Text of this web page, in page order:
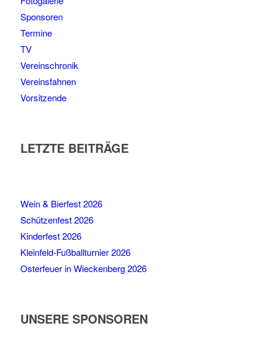
Sponsoren
Termine
TV
Vereinschronik
Vereinsfahnen
Vorsitzende
LETZTE BEITRÄGE
Wein & Bierfest 2026
Schützenfest 2026
Kinderfest 2026
Kleinfeld-Fußballturnier 2026
Osterfeuer in Wieckenberg 2026
UNSERE SPONSOREN